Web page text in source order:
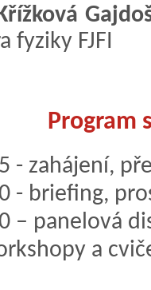
fyziky FJFI
Program
- zahájení,
- briefing,
– panelová
a